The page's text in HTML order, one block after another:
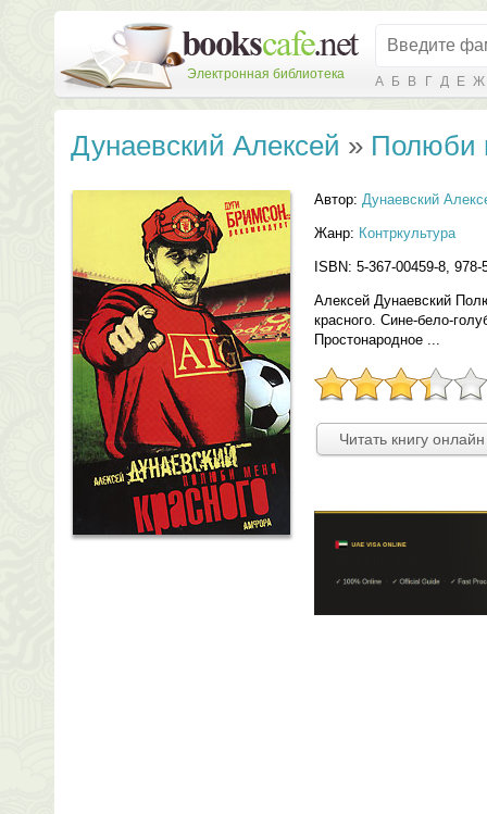
Электронная библиотека А Б В Г Д Е Ж
Дунаевский Алексей » Полюби
Автор: Дунаевский
Жанр: Контркультура
ISBN: 5-367-00459-8, 978-
Алексей Дунаевский
красного. Сине-бело-
Простонародное ...
Читать книгу